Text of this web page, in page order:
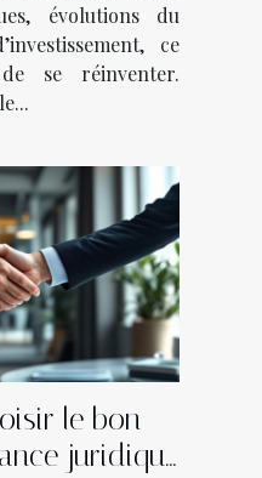
évolutions du
ce
se réinventer.
le bon
juridique